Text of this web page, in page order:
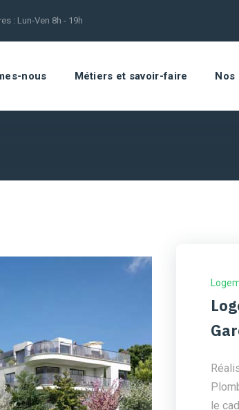
: Lun-Ven 8h - 19h
nous Métiers et savoir-faire Nos
le